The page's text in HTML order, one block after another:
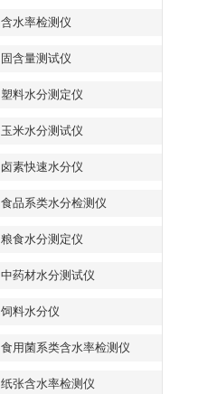
含水率检测仪
固含量测试仪
塑料水分测定仪
玉米水分测试仪
卤素快速水分仪
食品系类水分检测仪
粮食水分测定仪
中药材水分测试仪
饲料水分仪
食用菌系类含水率检测仪
纸张含水率检测仪